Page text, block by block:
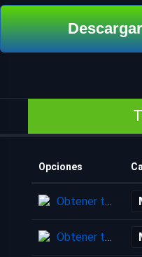
Descargar
Opciones
Obtener torrent
Obtener torrent